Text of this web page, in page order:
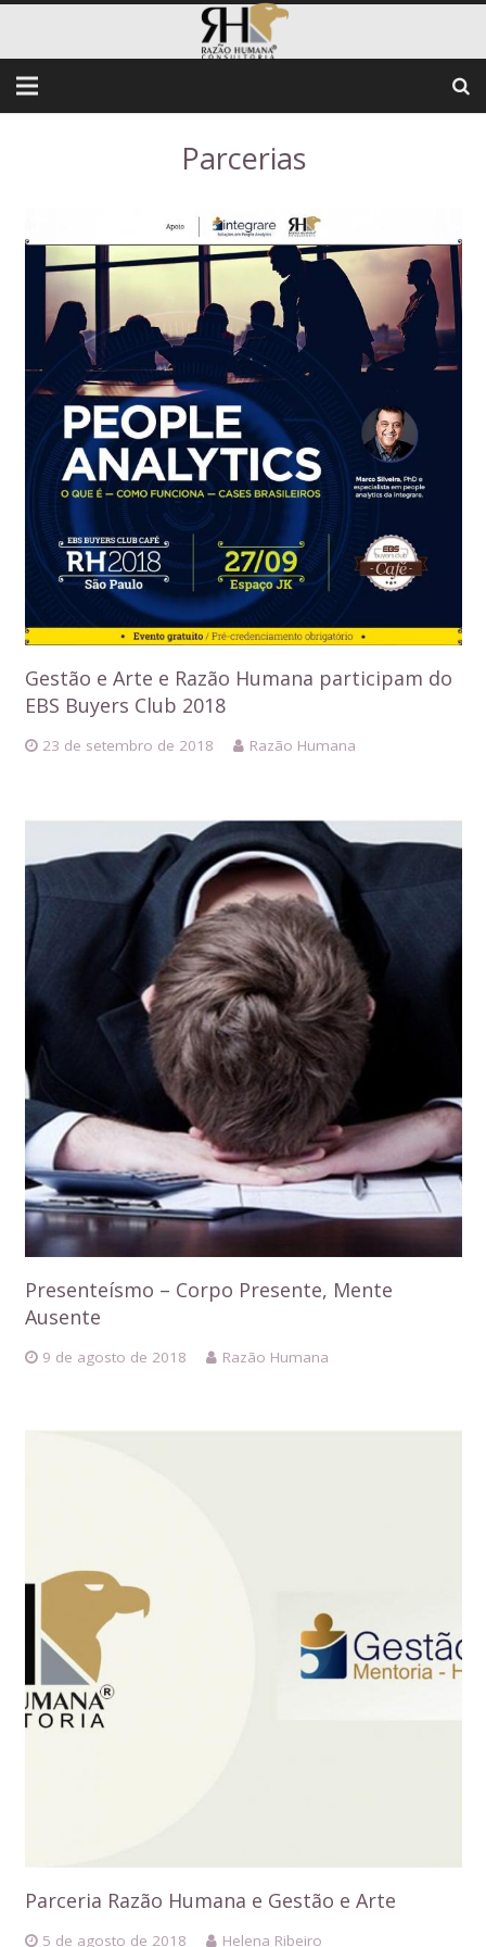
Parcerias
Gestão e Arte e Razão Humana participam do
EBS Buyers Club 2018
23 de setembro de 2018 Razão Humana
Presenteísmo – Corpo Presente, Mente
Ausente
9 de agosto de 2018 Razão Humana
Parceria Razão Humana e Gestão e Arte
5 de agosto de 2018 Helena Ribeiro